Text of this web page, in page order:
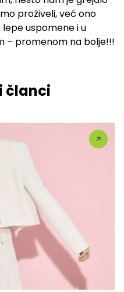
proživeli, već ono
uspomene i u
– promenom na bolje!!!
članci